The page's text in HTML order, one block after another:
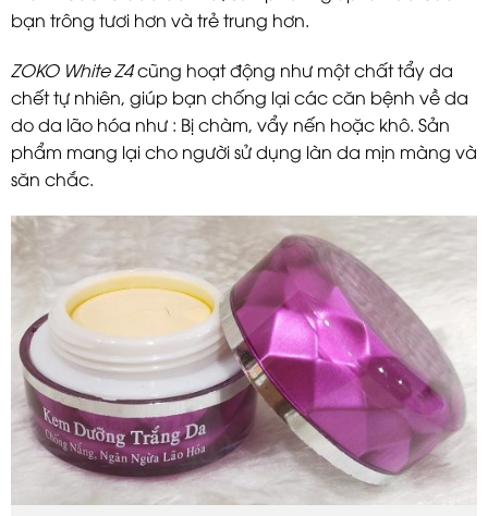
bạn trông tươi hơn và trẻ trung hơn.
ZOKO White Z4cũng hoạt động như một chất tẩy da
chết tự nhiên, giúp bạn chống lại các căn bệnh về da
do da lão hóa như : Bị chàm, vẩy nến hoặc khô. Sản
phẩm mang lại cho người sử dụng làn da mịn màng và
săn chắc.